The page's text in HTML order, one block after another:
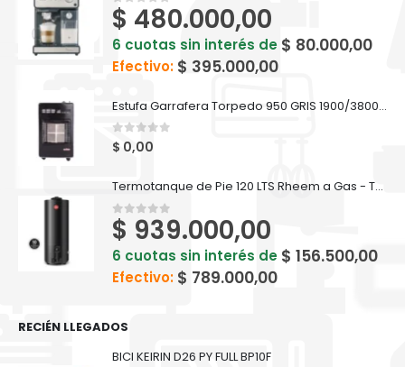
0out of 5
$ 480.000,00
6 cuotas sin interés de $ 80.000,00
Efectivo: $ 395.000,00
Estufa Garrafera Torpedo 950 GRIS 1900/3800 KCAL/H
0 out of 5
$ 0,00
Termotanque de Pie 120 LTS Rheem a Gas - TGNP120RH
0out of 5
$ 939.000,00
6 cuotas sin interés de $ 156.500,00
Efectivo: $ 789.000,00
RECIÉN LLEGADOS
BICI KEIRIN D26 PY FULL BP10F